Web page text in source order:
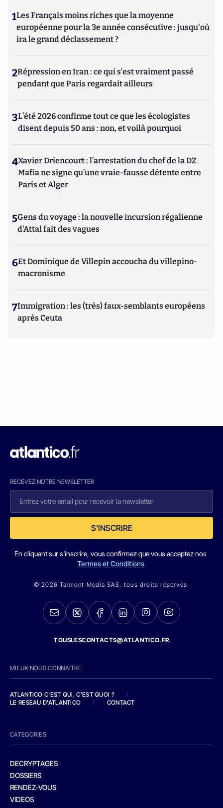
1Les Français moins riches que la moyenne
européenne pour la 3e année consécutive : jusqu'où
ira le grand déclassement ?
2Répression en Iran : ce qui s'est vraiment passé
pendant que Paris regardait ailleurs
3L’été 2026 confirme tout ce que les écologistes
disent depuis 50 ans : non, et voilà pourquoi
4Xavier Driencourt : l’arrestation du chef de la DZ
Mafia ne signe qu’une vraie-fausse détente entre
Paris et Alger
5Gens du voyage : la nouvelle incursion régalienne
d'Attal fait des vagues
6Et Dominique de Villepin accoucha du villepino-
macronisme
7Immigration : les (très) faux-semblants européens
après Ceuta
RECEVEZ NOTRE NEWSLETTER
S'INSCRIRE
En cliquant sur s'inscrire, vous confirmez que vous acceptez nos
Termes et Conditions
© 2026 Talmont Media SAS. tous droits réservés.
TOUSLESCONTACTS@ATLANTICO.FR
MIEUX NOUS CONNAITRE
ATLANTICO C'EST QUI, C'EST QUOI ?
/
LE RESEAU D'ATLANTICO
/ CONTACT
CATEGORIES
DECRYPTAGES
DOSSIERS
RENDEZ-VOUS
VIDEOS